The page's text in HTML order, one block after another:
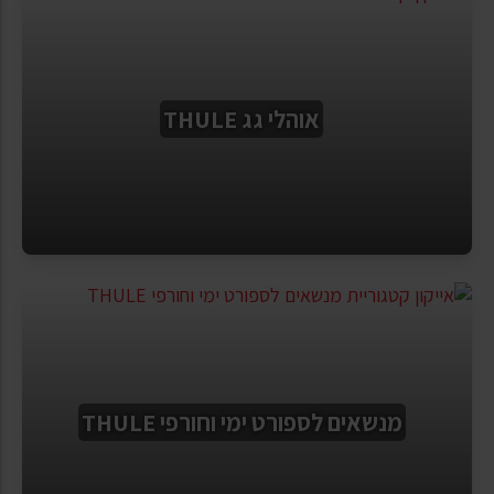
אוהלי גג THULE
מנשאים לספורט ימי וחורפי THULE